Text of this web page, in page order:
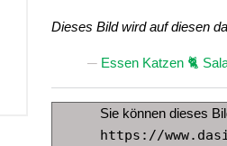
Dieses Bild wird auf diesen
Essen Katzen 🐈
Sie können dieses
https://